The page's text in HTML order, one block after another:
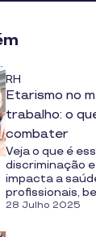
RH
Etarismo no
trabalho: o
combater
Veja o que é
discriminação
impacta a
profissionais,
28 Julho 2025